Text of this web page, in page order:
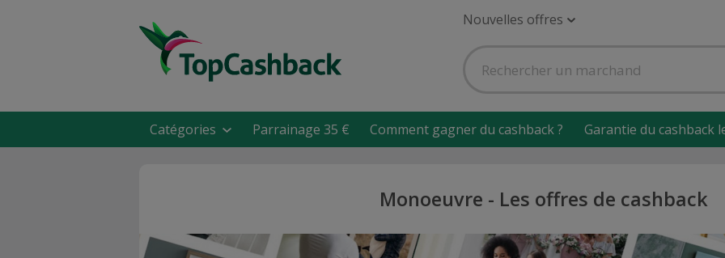
Nouvelles offres
Catégories Parrainage 35 € Comment gagner du cashback ? Garantie du cashback
Monoeuvre - Les offres de cashback